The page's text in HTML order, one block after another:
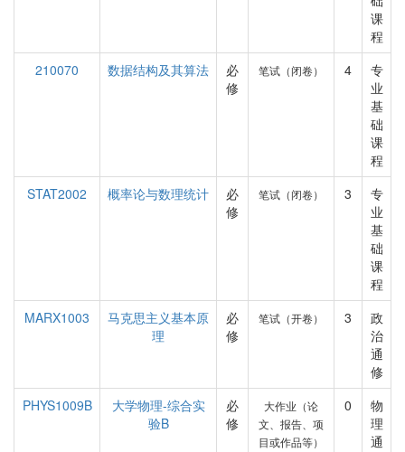
课
程
210070
数据结构及其算法
必
修
笔试（闭卷） 4
专
业
基
础
课
程
STAT2002
概率论与数理统计
必
修
笔试（闭卷） 3
专
业
基
础
课
程
MARX1003
马克思主义基本原
理
必
修
笔试（开卷） 3
政
治
通
修
PHYS1009B
大学物理-综合实
验B
必
修
大作业（论
文、报告、项
目或作品等）
0
物
理
通